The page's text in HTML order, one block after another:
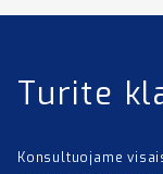
Turite
Konsultuojame